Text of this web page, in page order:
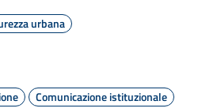
urbana
Comunicazione istituzionale